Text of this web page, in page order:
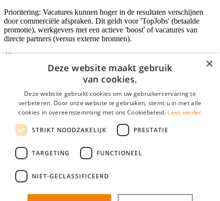
Prioritering: Vacatures kunnen hoger in de resultaten verschijnen
door commerciële afspraken. Dit geldt voor 'TopJobs' (betaalde
promotie), werkgevers met een actieve 'boost' of vacatures van
directe partners (versus externe bronnen).
E-mail*
Wachtwoord
login gegevens onthouden
login
Bedrijf aanmelden
×
Deze website maakt gebruik
van cookies.
Deze website gebruikt cookies om uw gebruikerservaring te
verbeteren. Door onze website te gebruiken, stemt u in met alle
cookies in overeenstemming met ons Cookiebeleid. Lees verder
STRIKT NOODZAKELIJK PRESTATIE
TARGETING FUNCTIONEEL
NIET-GECLASSIFICEERD